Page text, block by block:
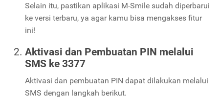
Selain itu, pastikan aplikasi M-Smile sudah diperbarui
ke versi terbaru, ya agar kamu bisa mengakses fitur
ini!
Aktivasi dan Pembuatan PIN melalui
SMS ke 3377
Aktivasi dan pembuatan PIN dapat dilakukan melalui
SMS dengan langkah berikut.